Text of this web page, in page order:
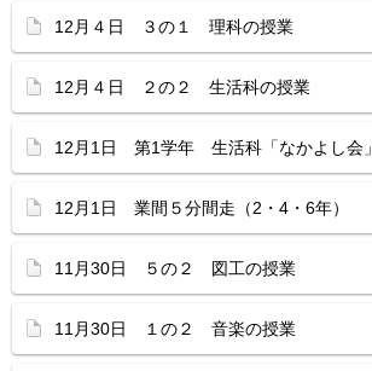
12月４日 ３の１ 理科の授業
12月４日 ２の２ 生活科の授業
12月1日 第1学年 生活科「なかよし会」
12月1日 業間５分間走（2・4・6年）
11月30日 ５の２ 図工の授業
11月30日 １の２ 音楽の授業